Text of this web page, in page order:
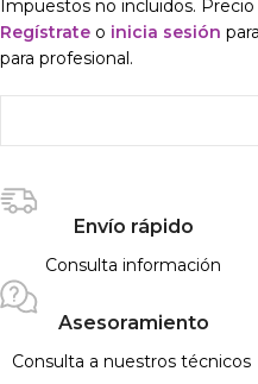
Impuestos no incluidos.
Regístrate o inicia sesión
para profesional.
Envío rápido
Consulta información
Asesoramiento
Consulta a nuestros técnicos